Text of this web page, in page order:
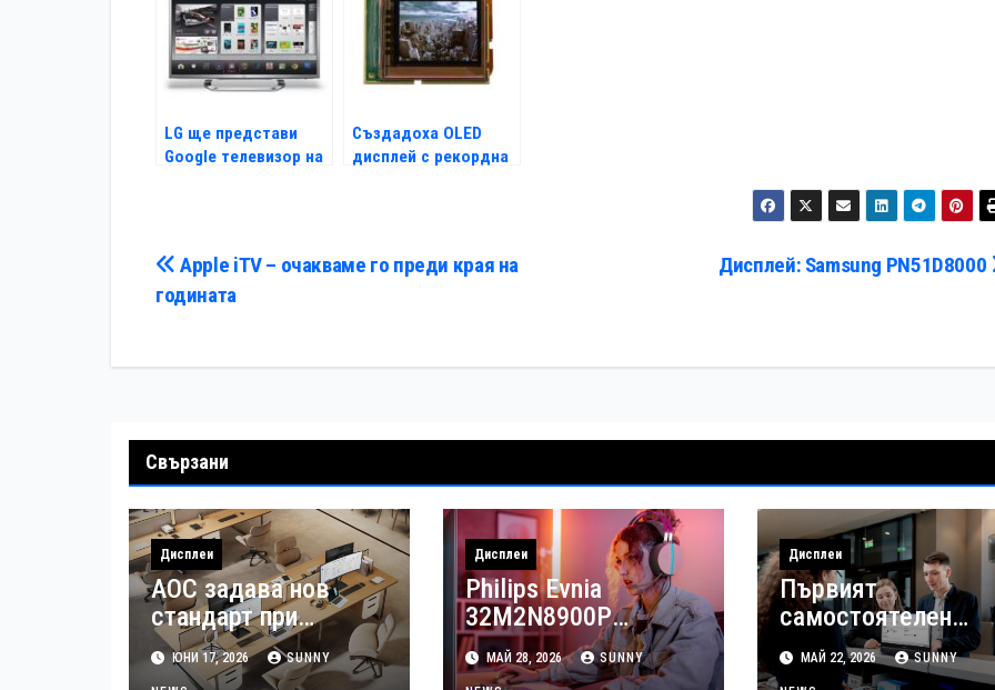
LG ще представи
Google телевизор на
Създадоха OLED
дисплей с рекордна
Навигация Дисплей: Samsung PN51D8000
Apple iTV – очакваме го преди края на
годината
Свързани
Дисплеи
AOC задава нов
стандарт при
мониторите за
малкия и среден
ЮНИ 17, 2026 SUNNY
Дисплеи
Philips Evnia
32M2N8900P
предлага QD-OLED и
честота на
МАЙ 28, 2026 SUNNY
Дисплеи
Първият
самостоятелен
двустранен монитор
МАЙ 22, 2026 SUNNY